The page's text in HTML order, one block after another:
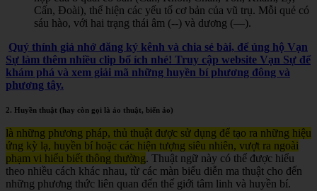
Cấn, Đoài), thể hiện các yếu tố cơ bản của vũ trụ. Mỗi quẻ có
sáu hào, với hai trạng thái âm (--) và dương (—).
Quý thính giả nhớ đăng ký kênh và chia sẻ bài, để ủng hộ Vạn
Sự làm thêm nhiều clip bổ ích nhé! Truy cập website Vạn Sự để
khám phá và xem giải mã những huyền bí phương đông và
phương tây.
2. Huyền thuật (hay còn gọi là ảo thuật, biến ảo)
là những phương pháp, thủ thuật được sử dụng để tạo ra những hiệu
ứng kỳ lạ, huyền bí hoặc các hiện tượng siêu nhiên, vượt ra ngoài
phạm vi hiểu biết thông thường. Thuật ngữ này có thể được hiểu
theo nhiều cách khác nhau, từ các màn biểu diễn ma thuật cho đến
những phương thức liên quan đến thế giới tâm linh và huyền bí.